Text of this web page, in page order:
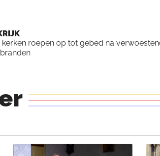
kerken roepen op tot gebed na